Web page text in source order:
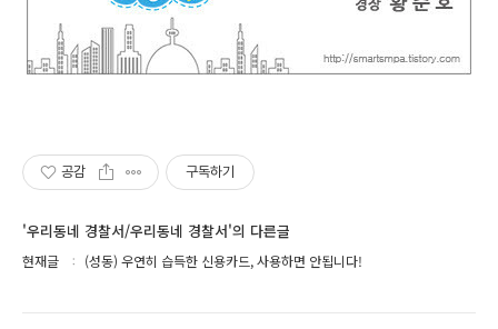
공감 구독하기
'우리동네 경찰서/우리동네 경찰서'의 다른글
현재글 (성동) 우연히 습득한 신용카드, 사용하면 안됩니다!